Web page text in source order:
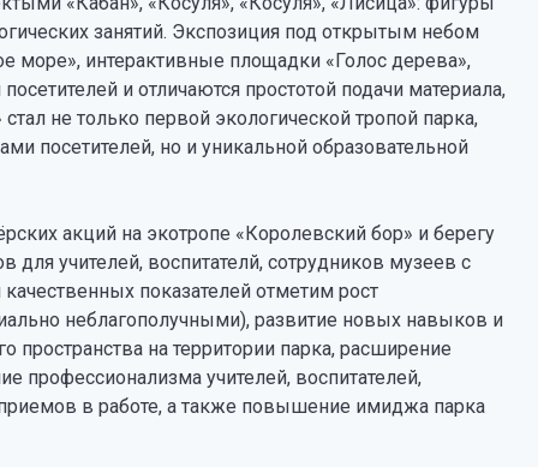
занятий. Экспозиция под открытым небом
море», интерактивные площадки «Голос дерева»,
и отличаются простотой подачи материала,
не только первой экологической тропой парка,
посетителей, но и уникальной образовательной
акций на экотропе «Королевский бор» и берегу
учителей, воспитателй, сотрудников музеев с
показателей отметим рост
неблагополучными), развитие новых навыков и
пространства на территории парка, расширение
профессионализма учителей, воспитателей,
в работе, а также повышение имиджа парка